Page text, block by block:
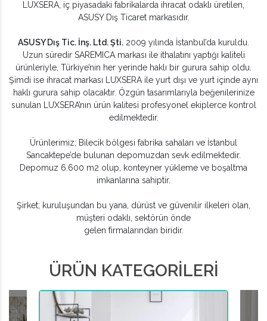
LUXSERA, iç piyasadaki fabrikalarda ihracat odaklı üretilen,
ASUSY Dış Ticaret markasıdır.
ASUSY Dış Tic. İnş. Ltd. Şti. 2009 yılında İstanbul’da kuruldu.
Uzun süredir SAREMICA markası ile ithalatını yaptığı kaliteli
ürünleriyle, Türkiye’nin her yerinde haklı bir gurura sahip oldu.
Şimdi ise ihracat markası LUXSERA ile yurt dışı ve yurt içinde aynı
haklı gurura sahip olacaktır. Özgün tasarımlarıyla beğenilerinize
sunulan LUXSERA’nın ürün kalitesi profesyonel ekiplerce kontrol
edilmektedir.
Ürünlerimiz; Bilecik bölgesi fabrika sahaları ve İstanbul
Sancaktepe’de bulunan depomuzdan sevk edilmektedir.
Depomuz 6.600 m2 olup, konteyner yükleme ve boşaltma
imkanlarına sahiptir.
Şirket; kuruluşundan bu yana, dürüst ve güvenilir ilkeleri olan,
müşteri odaklı, sektörün önde
gelen firmalarından biridir.
ÜRÜN KATEGORİLERİ